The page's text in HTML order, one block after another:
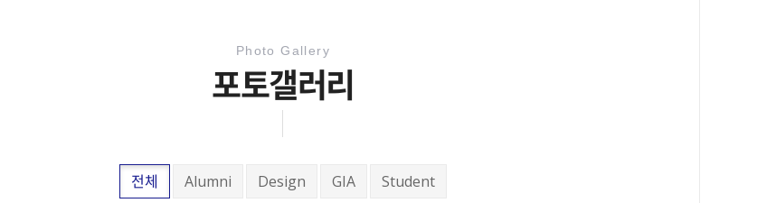
Photo Gallery
포토갤러리
전체 Alumni Design GIA Student